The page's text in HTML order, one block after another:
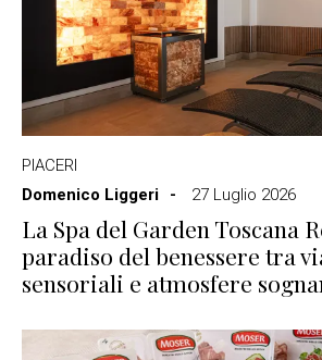
PIACERI
Domenico Liggeri
27 Luglio 2026
La Spa del Garden Toscana
paradiso del benessere tra
sensoriali e atmosfere